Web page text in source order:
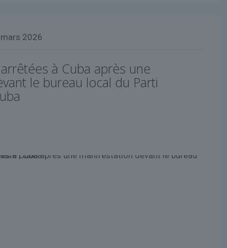
2026
à Cuba après une
le bureau local du Parti